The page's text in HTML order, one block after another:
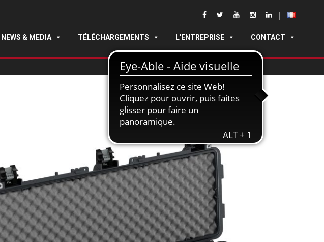
NEWS & MEDIA TÉLÉCHARGEMENTS L'ENTREPRISE CONTACT